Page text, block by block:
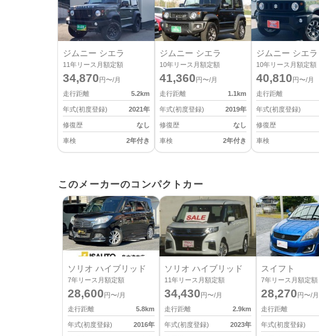
ジムニー シエラ
11年リース月額定額
34,870 円〜/月
走行距離
5.2km
年式(初度登録) 2021年
修復歴 なし
車検 2年付き
ジムニー シエラ
10年リース月額定額
41,360 円〜/月
走行距離
1.1km
年式(初度登録) 2019年
修復歴 なし
車検 2年付き
ジムニー シエラ
10年リース月額定額
40,810 円〜/月
走行距離
年式(初度登録)
修復歴
車検
このメーカーのコンパクトカー
ソリオ ハイブリッド
7年リース月額定額
28,600 円〜/月
走行距離
5.8km
年式(初度登録) 2016年
ソリオ ハイブリッド
11年リース月額定額
34,430 円〜/月
走行距離
2.9km
年式(初度登録) 2023年
スイフト
7年リース月額定額
28,270 円〜/月
走行距離
年式(初度登録)